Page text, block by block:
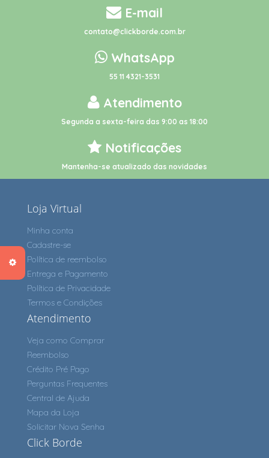
E-mail
contato@clickborde.com.br
WhatsApp
55 11 4321-3531
Atendimento
Segunda a sexta-feira das 9:00 as 18:00
Notificações
Mantenha-se atualizado das novidades
Loja Virtual
Minha conta
Cadastre-se
Política de reembolso
Entrega e Pagamento
Política de Privacidade
Termos e Condições
Atendimento
Veja como Comprar
Reembolso
Crédito Pré Pago
Perguntas Frequentes
Central de Ajuda
Mapa da Loja
Solicitar Nova Senha
Click Borde